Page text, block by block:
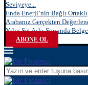
Seviyeye...
Enda Enerji’nin Bağlı
Arabanız Gerçekten
Yılın Set Aşkı Sonunda
ABONE OL